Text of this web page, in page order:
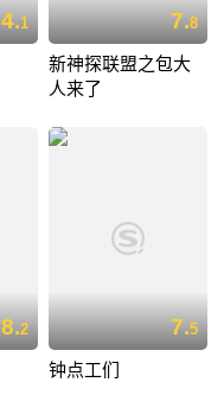
4.1 7.8
新神探联盟之包大
人来了
8.2 7.5
钟点工们